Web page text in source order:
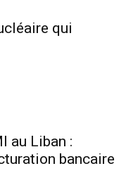
qui
au Liban :
bancaire